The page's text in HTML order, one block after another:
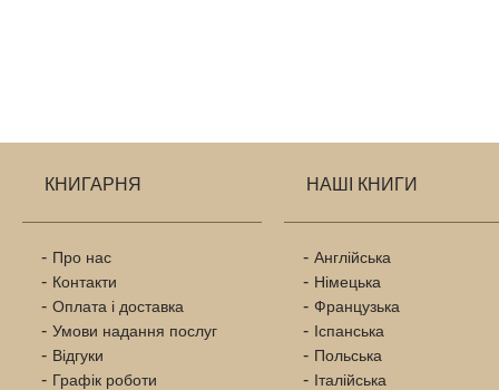
КНИГАРНЯ
Про нас
Контакти
Оплата і доставка
Умови надання послуг
Відгуки
Графік роботи
НАШІ КНИГИ
Англійська
Німецька
Французька
Іспанська
Польська
Італійська